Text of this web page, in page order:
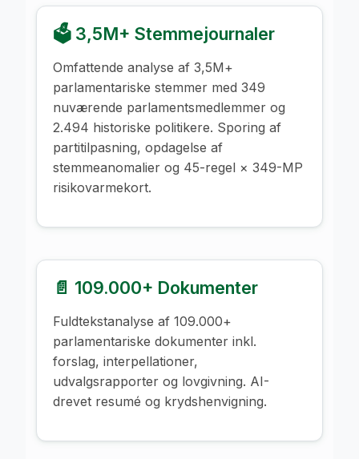
🗳️ 3,5M+ Stemmejournaler
Omfattende analyse af 3,5M+
parlamentariske stemmer med 349
nuværende parlamentsmedlemmer og
2.494 historiske politikere. Sporing af
partitilpasning, opdagelse af
stemmeanomalier og 45-regel × 349-MP
risikovarmekort.
📄 109.000+ Dokumenter
Fuldtekstanalyse af 109.000+
parlamentariske dokumenter inkl.
forslag, interpellationer,
udvalgsrapporter og lovgivning. AI-
drevet resumé og krydshenvigning.